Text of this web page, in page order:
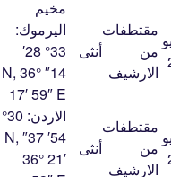
مقتطفات
من
الارشيف
أنثى
مخيم
اليرموك:
33° 28′
14″ N, 36°
17′ 59″ E
مقتطفات
من
الارشيف
أنثى
الاردن:
30°
54′ 37″ N,
36° 21′